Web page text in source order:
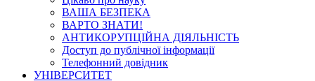
ВАША БЕЗПЕКА
ВАРТО ЗНАТИ!
АНТИКОРУПЦІЙНА ДІЯЛЬНІСТЬ
Доступ до публічної інформації
Телефонний довідник
УНІВЕРСИТЕТ